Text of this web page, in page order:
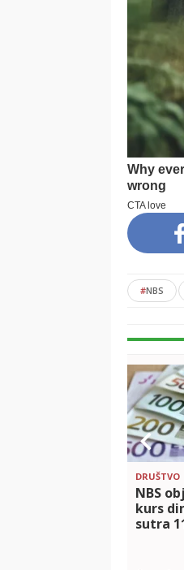
#NBS
DRUŠTVO
NBS
kurs
sutra